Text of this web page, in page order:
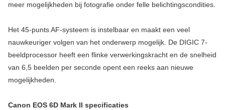
meer mogelijkheden bij fotografie onder felle belichtingscondities.
Het 45-punts AF-systeem is instelbaar en maakt een veel
nauwkeuriger volgen van het onderwerp mogelijk. De DIGIC 7-
beeldprocessor heeft een flinke verwerkingskracht en de snelheid
van 6,5 beelden per seconde opent een reeks aan nieuwe
mogelijkheden.
Canon EOS 6D Mark II specificaties